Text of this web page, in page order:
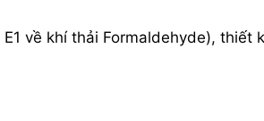
E1 về khí thải Formaldehyde), thiết